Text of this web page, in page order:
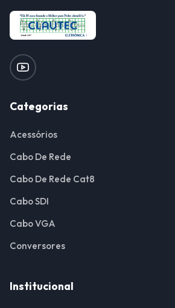
Categorias
Acessórios
Cabo De Rede
Cabo De Rede Cat8
Cabo SDI
Cabo VGA
Conversores
Institucional